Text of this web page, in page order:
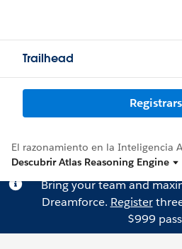
Trailhead
El razonamiento en la Inteligencia
Descubrir Atlas Reasoning Engine
Bring your team and
Dreamforce. Register
$999